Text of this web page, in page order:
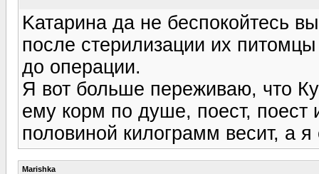
Kатарина да не беспокойтесь
после стерилизации их
до операции.
Я вот больше переживаю, что
ему корм по душе, поест, поест
половиной килограмм весит, а
Marishka